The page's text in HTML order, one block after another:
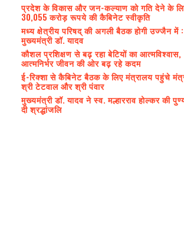
प्रदेश के विकास और जन-कल्याण को गति देने के
30,055 करोड़ रूपये की कैबिनेट स्वीकृति
मध्य क्षेत्रीय परिषद् की अगली बैठक होगी उज्जैन में :
मुख्यमंत्री डॉ. यादव
कौशल प्रशिक्षण से बढ़ रहा बेटियों का आत्मविश्वास,
आत्मनिर्भर जीवन की ओर बढ़ रहे कदम
ई-रिक्शा से कैबिनेट बैठक के लिए मंत्रालय पहुंचे
श्री टेटवाल और श्री पंवार
मुख्यमंत्री डॉ. यादव ने स्व. मल्हारराव होल्कर की
दी श्रद्धांजलि